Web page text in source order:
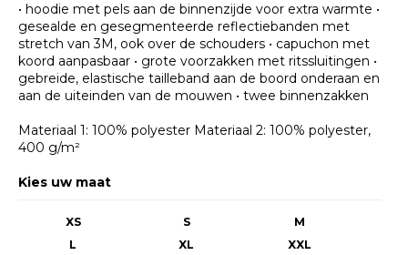
• hoodie met pels aan de binnenzijde voor extra warmte •
gesealde en gesegmenteerde reflectiebanden met
stretch van 3M, ook over de schouders • capuchon met
koord aanpasbaar • grote voorzakken met ritssluitingen •
gebreide, elastische tailleband aan de boord onderaan en
aan de uiteinden van de mouwen • twee binnenzakken
Materiaal 1: 100% polyester Materiaal 2: 100% polyester,
400 g/m²
Kies uw maat
XS S
M
L
XL
XXL